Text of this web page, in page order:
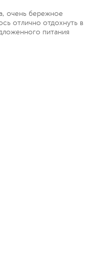
очень бережное
отлично отдохнуть в
питания